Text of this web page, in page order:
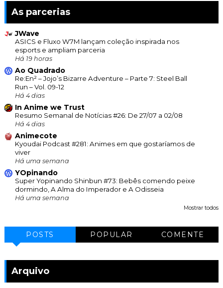
As parcerias
JWave
ASICS e Fluxo W7M lançam coleção inspirada nos
esports e ampliam parceria
Há 19 horas
Ao Quadrado
Re:En² – Jojo’s Bizarre Adventure – Parte 7: Steel Ball
Run – Vol. 09-12
Há 4 dias
In Anime we Trust
Resumo Semanal de Notícias #26: De 27/07 a 02/08
Há 4 dias
Animecote
Kyoudai Podcast #281: Animes em que gostaríamos de
viver
Há uma semana
YOpinando
Super Yopinando Shinbun #73: Bebês comendo peixe
dormindo, A Alma do Imperador e A Odisseia
Há uma semana
Mostrar todos
POSTS POPULAR COMENTE
Arquivo